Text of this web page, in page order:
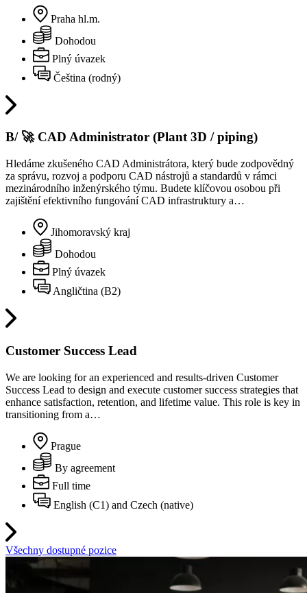
Praha hl.m.
Dohodou
Plný úvazek
Čeština (rodný)
B/ 🚀 CAD Administrator (Plant 3D / piping)
Hledáme zkušeného CAD Administrátora, který bude zodpovědný
za správu, rozvoj a podporu CAD nástrojů a standardů v rámci
mezinárodního inženýrského týmu. Budete klíčovou osobou při
zajištění efektivního fungování CAD infrastruktury a…
Jihomoravský kraj
Dohodou
Plný úvazek
Angličtina (B2)
Customer Success Lead
We are looking for an experienced and results-driven Customer
Success Lead to design and execute customer success strategies that
enhance satisfaction, retention, and lifetime value. This role is key in
transitioning from a…
Prague
By agreement
Full time
English (C1) and Czech (native)
Všechny dostupné pozice